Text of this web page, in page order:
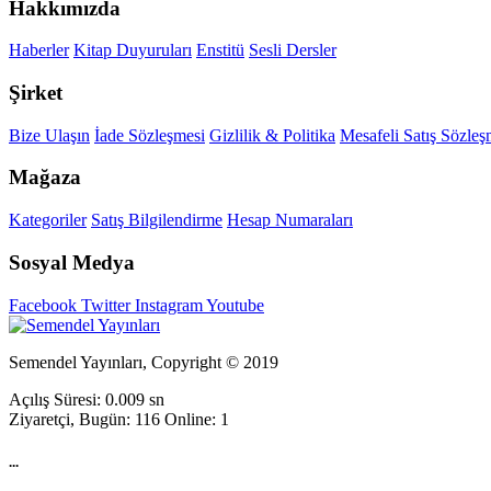
Hakkımızda
Haberler Kitap Duyuruları Enstitü Sesli Dersler
Şirket
Bize Ulaşın İade Sözleşmesi Gizlilik & Politika Mesafeli Satış
Mağaza
Kategoriler Satış Bilgilendirme Hesap Numaraları
Sosyal Medya
Facebook TwitterInstagramYoutube
Semendel Yayınları, Copyright © 2019
Açılış Süresi: 0.009 sn
Ziyaretçi, Bugün: 116 Online: 1
...